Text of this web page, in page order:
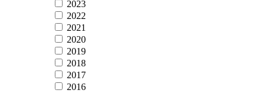
2023
2022
2021
2020
2019
2018
2017
2016